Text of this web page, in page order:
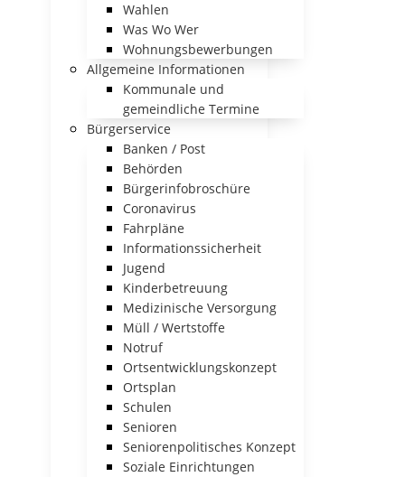
Wahlen
Was Wo Wer
Wohnungsbewerbungen
Allgemeine Informationen
Kommunale und
gemeindliche Termine
Bürgerservice
Banken / Post
Behörden
Bürgerinfobroschüre
Coronavirus
Fahrpläne
Informationssicherheit
Jugend
Kinderbetreuung
Medizinische Versorgung
Müll / Wertstoffe
Notruf
Ortsentwicklungskonzept
Ortsplan
Schulen
Senioren
Seniorenpolitisches Konzept
Soziale Einrichtungen